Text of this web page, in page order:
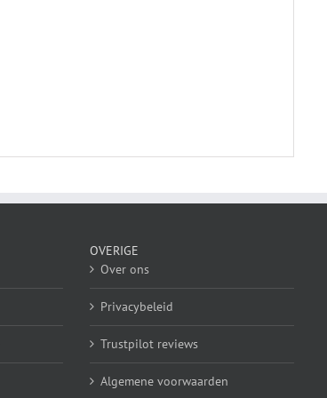
OVERIGE
Over ons
Privacybeleid
Trustpilot reviews
Algemene voorwaarden